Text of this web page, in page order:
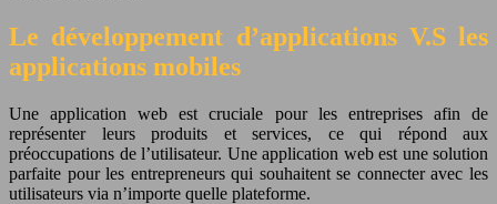
Le développement d’applications V.S les
applications mobiles
Une application web est cruciale pour les entreprises afin de
représenter leurs produits et services, ce qui répond aux
préoccupations de l’utilisateur. Une application web est une solution
parfaite pour les entrepreneurs qui souhaitent se connecter avec les
utilisateurs via n’importe quelle plateforme.